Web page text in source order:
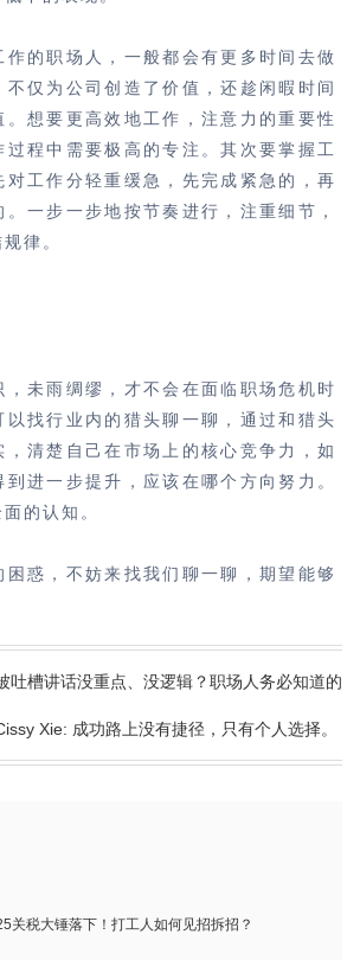
作的职场人，一般都会有更多时间去做
不仅为公司创造了价值，还趁闲暇时间
。想要更高效地工作，注意力的重要性
过程中需要极高的专注。其次要掌握工
对工作分轻重缓急，先完成紧急的，再
一步一步地按节奏进行，注重细节，
律。
，未雨绸缪，才不会在面临职场危机时
以找行业内的猎头聊一聊，通过和猎头
，清楚自己在市场上的核心竞争力，如
进一步提升，应该在哪个方向努力。
的认知。
困惑，不妨来找我们聊一聊，期望能够
吐槽讲话没重点、没逻辑？职场人务必知道的
Xie: 成功路上没有捷径，只有个人选择。
关税大锤落下！打工人如何见招拆招？